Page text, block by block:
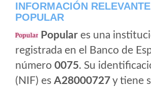
INFORMACIÓN
POPULAR
Popular es una
registrada en el Banco de
número 0075. Su
(NIF) es A28000727y tiene